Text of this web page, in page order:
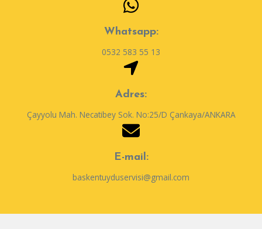
Whatsapp:
0532 583 55 13
Adres:
Çayyolu Mah. Necatibey Sok. No:25/D Çankaya/ANKARA
E-mail:
baskentuyduservisi@gmail.com